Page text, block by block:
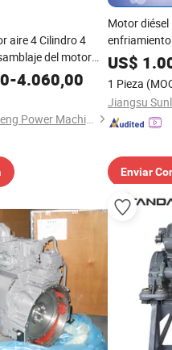
aire 4 Cilindro 4
del motor
-4.060,00
Shijiazhuang Huateng Power Machine Co., Ltd.
Motor
US$
1 Pieza
Enviar